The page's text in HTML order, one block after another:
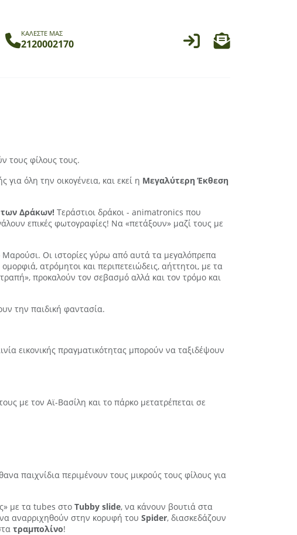
ΚΑΛΕΣΤΕ ΜΑΣ
2120002170
τους φίλους τους.
όλη την οικογένεια, και εκεί η Μεγαλύτερη Έκθεση
των Δράκων! Τεράστιοι δράκοι - animatronics που
επικές φωτογραφίες! Να «πετάξουν» μαζί τους με
Οι ιστορίες γύρω από αυτά τα μεγαλόπρεπα
ατρόμητοι και περιπετειώδεις, αήττητοι, με τα
προκαλούν τον σεβασμό αλλά και τον τρόμο και
την παιδική φαντασία.
εικονικής πραγματικότητας μπορούν να ταξιδέψουν
με τον Αϊ-Βασίλη και το πάρκο μετατρέπεται σε
παιχνίδια περιμένουν τους μικρούς τους φίλους για
με τα tubes στο Tubby slide, να κάνουν βουτιά στα
αναρριχηθούν στην κορυφή του Spider, διασκεδάζουν
τραμπολίνο!